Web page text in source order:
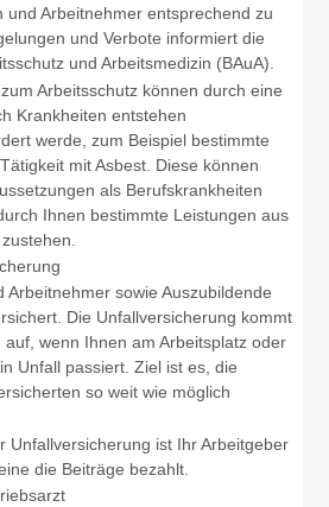
und Arbeitnehmer entsprechend zu
und Verbote informiert die
und Arbeitsmedizin (BAuA).
Arbeitsschutz können durch eine
Krankheiten entstehen
werde, zum Beispiel bestimmte
mit Asbest. Diese können
als Berufskrankheiten
Ihnen bestimmte Leistungen aus
Arbeitnehmer sowie Auszubildende
Die Unfallversicherung kommt
wenn Ihnen am Arbeitsplatz oder
Unfall passiert. Ziel ist es, die
so weit wie möglich
Unfallversicherung ist Ihr Arbeitgeber
die Beiträge bezahlt.